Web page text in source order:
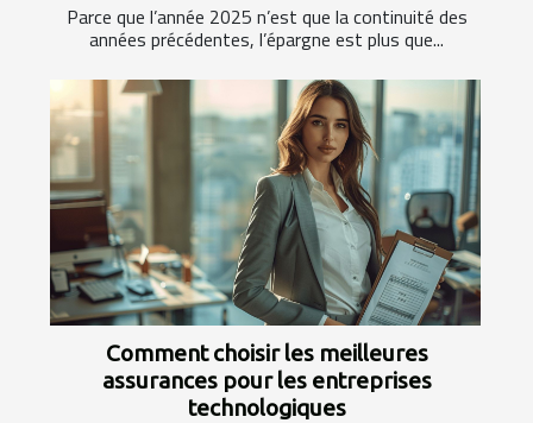
Parce que l’année 2025 n’est que la continuité des
années précédentes, l’épargne est plus que...
Comment choisir les meilleures
assurances pour les entreprises
technologiques